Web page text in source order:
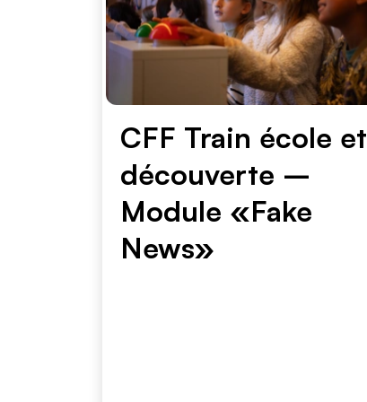
CFF Train école et
découverte –
Module «Fake
News»